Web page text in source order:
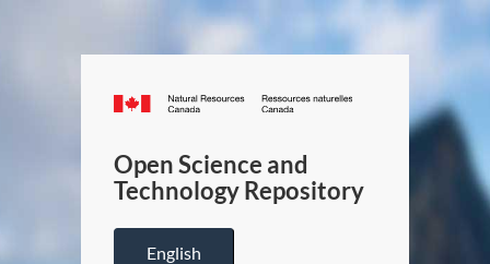
Canada.ca
/
Canada
Open Science and
Technology Repository
English